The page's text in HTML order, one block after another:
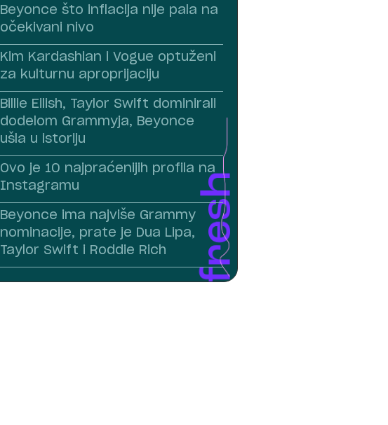
Beyonce što inflacija nije pala na
očekivani nivo
Kim Kardashian i Vogue optuženi
za kulturnu aproprijaciju
Billie Eilish, Taylor Swift dominirali
dodelom Grammyja, Beyonce
ušla u istoriju
Ovo je 10 najpraćenijih profila na
Instagramu
Beyonce ima najviše Grammy
nominacije, prate je Dua Lipa,
Taylor Swift i Roddie Rich